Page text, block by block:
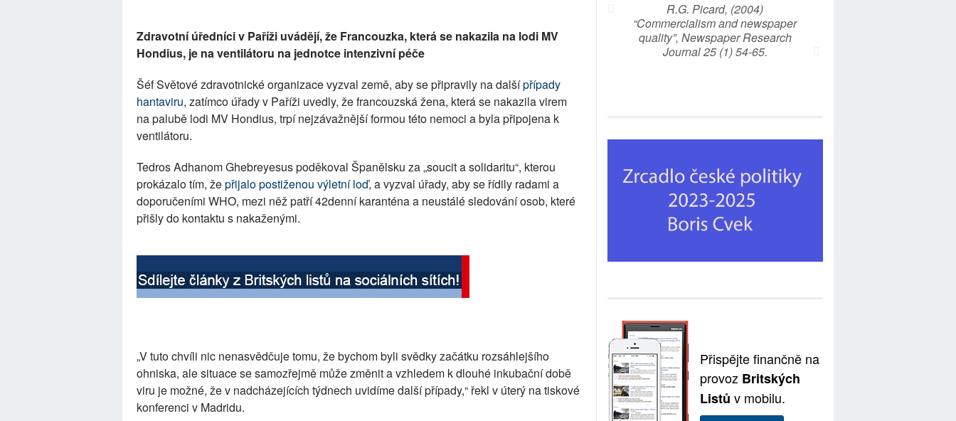
Zdravotní úředníci v Paříži uvádějí, že Francouzka, která se nakazila na lodi MV
Hondius, je na ventilátoru na jednotce intenzivní péče
Šéf Světové zdravotnické organizace vyzval země, aby se připravily na dalšípřípady
hantaviru, zatímco úřady v Paříži uvedly, že francouzská žena, která se nakazila virem
na palubě lodi MV Hondius, trpí nejzávažnější formou této nemoci a byla připojena k
ventilátoru.
Tedros Adhanom Ghebreyesus poděkoval Španělsku za „soucit a solidaritu“, kterou
prokázalo tím, žepřijalo postiženou výletní loď, a vyzval úřady, aby se řídily radami a
doporučeními WHO, mezi něž patří 42denní karanténa a neustálé sledování osob, které
přišly do kontaktu s nakaženými.
„V tuto chvíli nic nenasvědčuje tomu, že bychom byli svědky začátku rozsáhlejšího
ohniska, ale situace se samozřejmě může změnit a vzhledem k dlouhé inkubační době
viru je možné, že v nadcházejících týdnech uvidíme další případy,“ řekl v úterý na tiskové
konferenci v Madridu.
R.G. Picard, (2004)
“Commercialism and newspaper
quality”, Newspaper Research
Journal 25 (1) 54-65.
Přispějte finančně na
provoz Britských
Listů v mobilu.